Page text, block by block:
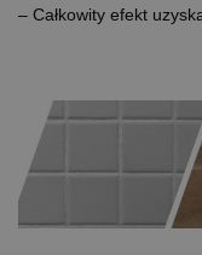
– Całkowity efekt